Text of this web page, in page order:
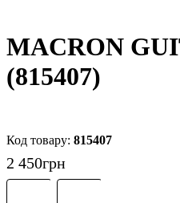
MACRON
(815407)
815407
2 450грн